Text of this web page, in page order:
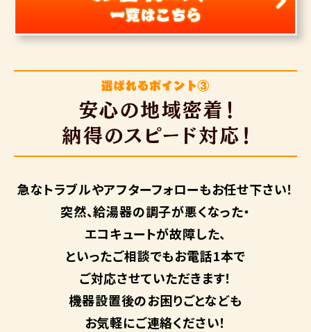
急なトラブルやアフターフォローもお任せ下さい！
突然、給湯器の調子が悪くなった・
エコキュートが故障した、
といったご相談でもお電話1本で
ご対応させていただきます！
機器設置後のお困りごとなども
お気軽にご連絡ください！